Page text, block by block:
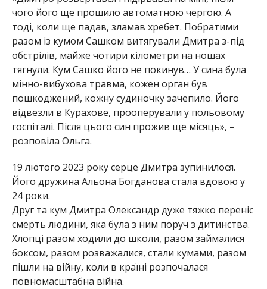
чого його ще прошило автоматною чергою. А
тоді, коли ще падав, зламав хребет. Побратими
разом із кумом Сашком витягували Дмитра з-під
обстрілів, майже чотири кілометри на ношах
тягнули. Кум Сашко його не покинув… У сина була
мінно-вибухова травма, кожен орган був
пошкоджений, кожну судиночку зачепило. Його
відвезли в Курахове, прооперували у польовому
госпіталі. Після цього син прожив ще місяць», –
розповіла Ольга.
19 лютого 2023 року серце Дмитра зупинилося.
Його дружина Альона Богданова стала вдовою у
24 роки.
Друг та кум Дмитра Олександр дуже тяжко переніс
смерть людини, яка була з ним поруч з дитинства.
Хлопці разом ходили до школи, разом займалися
боксом, разом розважалися, стали кумами, разом
пішли на війну, коли в країні розпочалася
повномасштабна війна.